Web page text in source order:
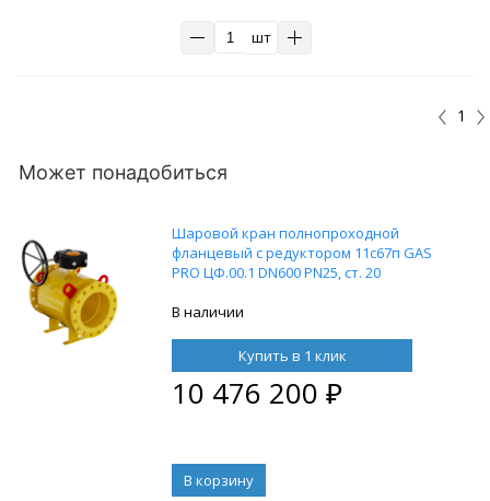
шт
1
Может понадобиться
Шаровой кран полнопроходной
фланцевый с редуктором 11с67п GAS
PRO ЦФ.00.1 DN600 PN25, ст. 20
В наличии
Купить в 1 клик
10 476 200 ₽
В корзину